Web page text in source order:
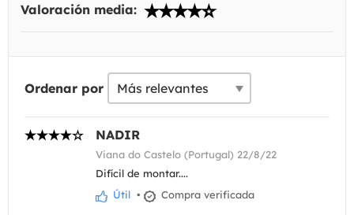
Valoración media:
Ordenar por
NADIR
Viana do Castelo (Portugal) 22/8/22
Difícil de montar....
Útil • Compra verificada